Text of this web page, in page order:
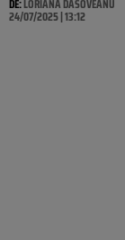
DE:LORIANA DASOVEANU
24/07/2025 | 13:12